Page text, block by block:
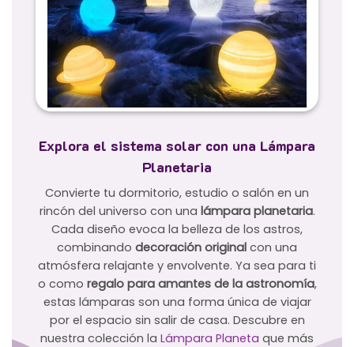
Explora el sistema solar con una Lámpara
Planetaria
Convierte tu dormitorio, estudio o salón en un
rincón del universo con una lámpara planetaria.
Cada diseño evoca la belleza de los astros,
combinando decoración original con una
atmósfera relajante y envolvente. Ya sea para ti
o como regalo para amantes de la astronomía,
estas lámparas son una forma única de viajar
por el espacio sin salir de casa. Descubre en
nuestra colección la Lámpara Planeta que más